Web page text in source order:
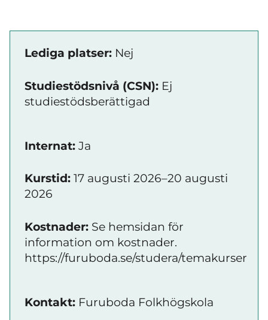
Lediga platser: Nej
Studiestödsnivå (CSN): Ej
studiestödsberättigad
Internat: Ja
Kurstid: 17 augusti 2026–20 augusti
2026
Kostnader: Se hemsidan för
information om kostnader.
https://furuboda.se/studera/temakurser
Kontakt: Furuboda Folkhögskola